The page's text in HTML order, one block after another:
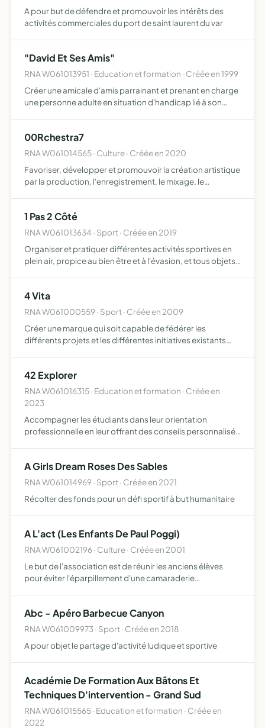
A pour but de défendre et promouvoir les intérêts des
activités commerciales du port de saint laurent du var
"David Et Ses Amis"
RNA W061013951 · Education et formation · Créée en 1999
Créer une amicale d'amis parrainant et prenant en charge
une personne adulte en situation d'handicap lié à son
00Rchestra7
RNA W061014565 · Culture · Créée en 2020
Favoriser, développer et promouvoir la création artistique
par la production, l'enregistrement, le mixage, le
1 Pas 2 Côté
RNA W061013634 · Sport · Créée en 2019
Organiser et pratiquer différentes activités sportives en
plein air, propice au bien être et à l'évasion, et tous objets
4 Vita
RNA W061000559 · Sport · Créée en 2009
Créer une marque qui soit capable de fédérer les
différents projets et les différentes initiatives existants
communiquer…
42 Explorer
RNA W061016315 · Education et formation · Créée en
2023
Accompagner les étudiants dans leur orientation
professionnelle en leur offrant des conseils personnalisés
évén…
A Girls Dream Roses Des Sables
RNA W061014969 · Sport · Créée en 2021
Récolter des fonds pour un défi sportif à but humanitaire
A L'act (Les Enfants De Paul Poggi)
RNA W061002196 · Culture · Créée en 2001
Le but de l'association est de réunir les anciens élèves
pour éviter l'éparpillement d'une camaraderie
élèves du…
Abc - Apéro Barbecue Canyon
RNA W061009973 · Sport · Créée en 2018
A pour objet le partage d'activité ludique et sportive
Académie De Formation Aux Bâtons Et
Techniques D'intervention - Grand Sud
RNA W061015565 · Education et formation · Créée en
2022